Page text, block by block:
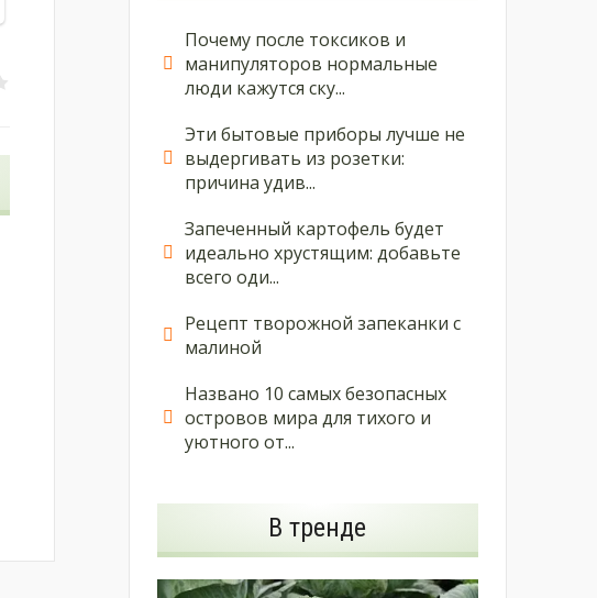
Почему после токсиков и
манипуляторов нормальные
люди кажутся ску...
Эти бытовые приборы лучше не
выдергивать из розетки:
причина удив...
Запеченный картофель будет
идеально хрустящим: добавьте
всего оди...
Рецепт творожной запеканки с
малиной
Названо 10 самых безопасных
островов мира для тихого и
уютного от...
В тренде